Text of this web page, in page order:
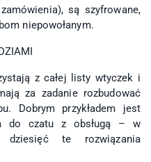
są szyfrowane,
niepowołanym.
z całej listy wtyczek i
za zadanie rozbudować
Dobrym przykładem jest
do czatu z obsługą – w
dziesięć te rozwiązania